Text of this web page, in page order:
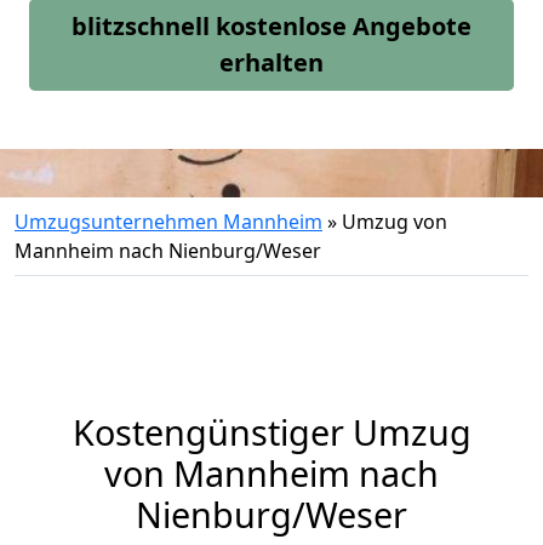
blitzschnell kostenlose Angebote
erhalten
Umzugsunternehmen Mannheim » Umzug von
Mannheim nach Nienburg/Weser
Kostengünstiger Umzug
von Mannheim nach
Nienburg/Weser